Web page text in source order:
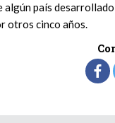
algún país
otros cinco años.